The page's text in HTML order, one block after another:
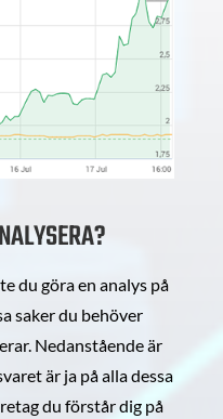
du göra en analys på
saker du behöver
Nedanstående är
är ja på alla dessa
du förstår dig på